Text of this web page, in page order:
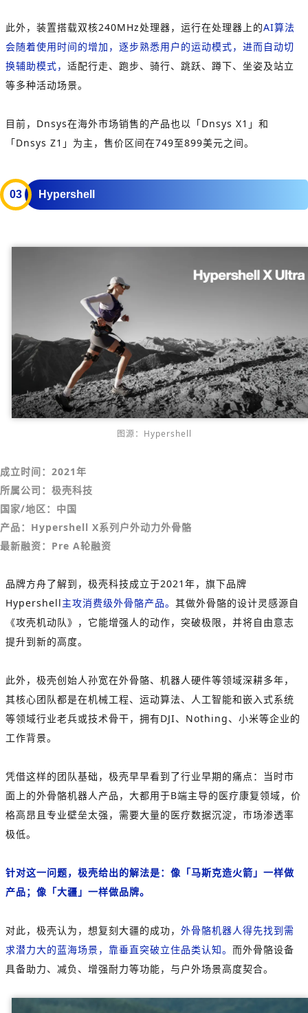
此外，装置搭载双核240MHz处理器，运行在处理器上的AI算法
会随着使用时间的增加，逐步熟悉用户的运动模式，进而自动切
换辅助模式， 适配行走、跑步、骑行、跳跃、蹲下、坐姿及站立
等多种活动场景。
目前，Dnsys在海外市场销售的产品也以「Dnsys X1」和
「Dnsys Z1」为主，售价区间在749至899美元之间。
03 Hypershell
图源：Hypershell
成立时间：2021年
所属公司：极壳科技
国家/地区：中国
产品：Hypershell X系列户外动力外骨骼
最新融资：Pre A轮融资
品牌方舟了解到，极壳科技成立于2021年，旗下品牌
Hypershell主攻消费级外骨骼产品。 其做外骨骼的设计灵感源自
《攻壳机动队》，它能增强人的动作，突破极限，并将自由意志
提升到新的高度。
此外，极壳创始人孙宽在外骨骼、机器人硬件等领域深耕多年，
其核心团队都是在机械工程、运动算法、人工智能和嵌入式系统
等领域行业老兵或技术骨干，拥有DJI、Nothing、小米等企业的
工作背景。
凭借这样的团队基础，极壳早早看到了行业早期的痛点：当时市
面上的外骨骼机器人产品，大都用于B端主导的医疗康复领域，价
格高昂且专业壁垒太强，需要大量的医疗数据沉淀，市场渗透率
极低。
针对这一问题，极壳给出的解法是：像「马斯克造火箭」一样做
产品；像「大疆」一样做品牌。
对此，极壳认为，想复刻大疆的成功， 外骨骼机器人得先找到需
求潜力大的蓝海场景，靠垂直突破立住品类认知。 而外骨骼设备
具备助力、减负、增强耐力等功能，与户外场景高度契合。